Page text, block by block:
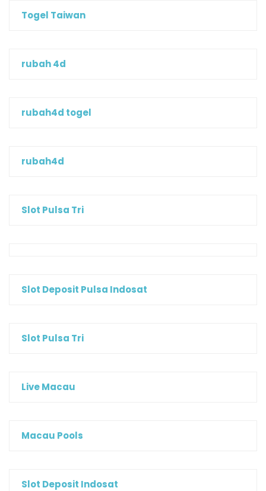
Togel Taiwan
rubah 4d
rubah4d togel
rubah4d
Slot Pulsa Tri
Slot Deposit Pulsa Indosat
Slot Pulsa Tri
Live Macau
Macau Pools
Slot Deposit Indosat